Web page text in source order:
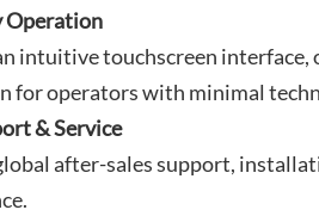
Operation
intuitive touchscreen
for operators with minimal
& Service
after-sales support,